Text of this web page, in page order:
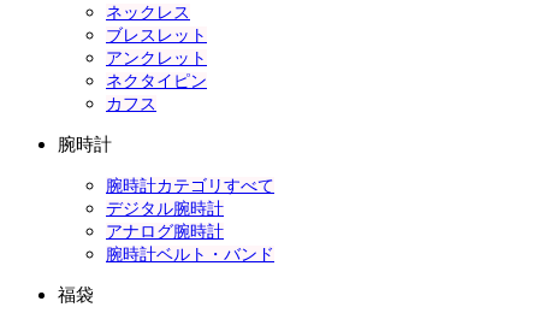
ネックレス
ブレスレット
アンクレット
ネクタイピン
カフス
腕時計
腕時計カテゴリすべて
デジタル腕時計
アナログ腕時計
腕時計ベルト・バンド
福袋